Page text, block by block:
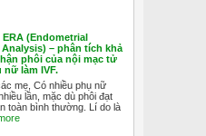
(Endometrial
Analysis) – phân tích khả
phôi của nội mạc tử
làm IVF.
mẹ, Có nhiều phụ nữ
lần, mặc dù phôi đạt
toàn bình thường. Lí do là